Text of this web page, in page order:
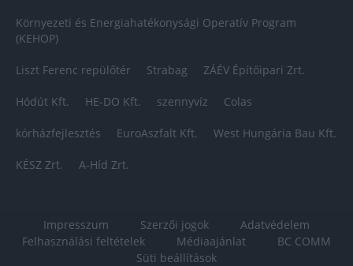
Környezeti és Energiahatékonysági Operatív Program
(KEHOP)
Liszt Ferenc repülőtér Strabag ZÁÉV Építőipari Zrt.
Hódút Kft. HE-DO Kft. szennyvíz Colas
kórházfejlesztés EuroAszfalt Kft. West Hungária Bau Kft.
KÉSZ Zrt. A-Híd Zrt.
Impresszum Szerzői jogok
Adatvédelem
Felhasználási feltételek
Médiaajánlat
BC COMM
Süti beállítások